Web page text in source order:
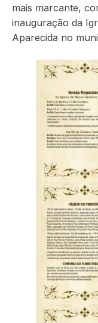
mais marcante,
inauguração da
Aparecida no